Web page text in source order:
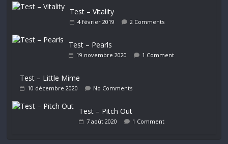
Test – Vitality
4 février 2019 2 Comments
Test – Pearls
19 novembre 2020 1 Comment
Test – Little Mime
10 décembre 2020 No Comments
Test – Pitch Out
7 août 2020 1 Comment